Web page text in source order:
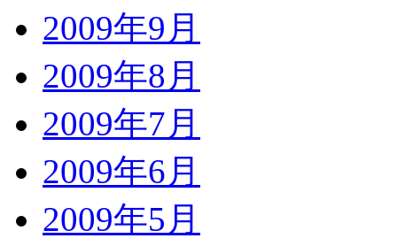
2009年9月
2009年8月
2009年7月
2009年6月
2009年5月